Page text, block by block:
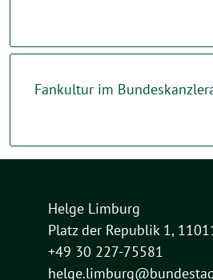
Fankultur im
Helge Limburg
Platz der Republik 1,
+49 30 227-75581